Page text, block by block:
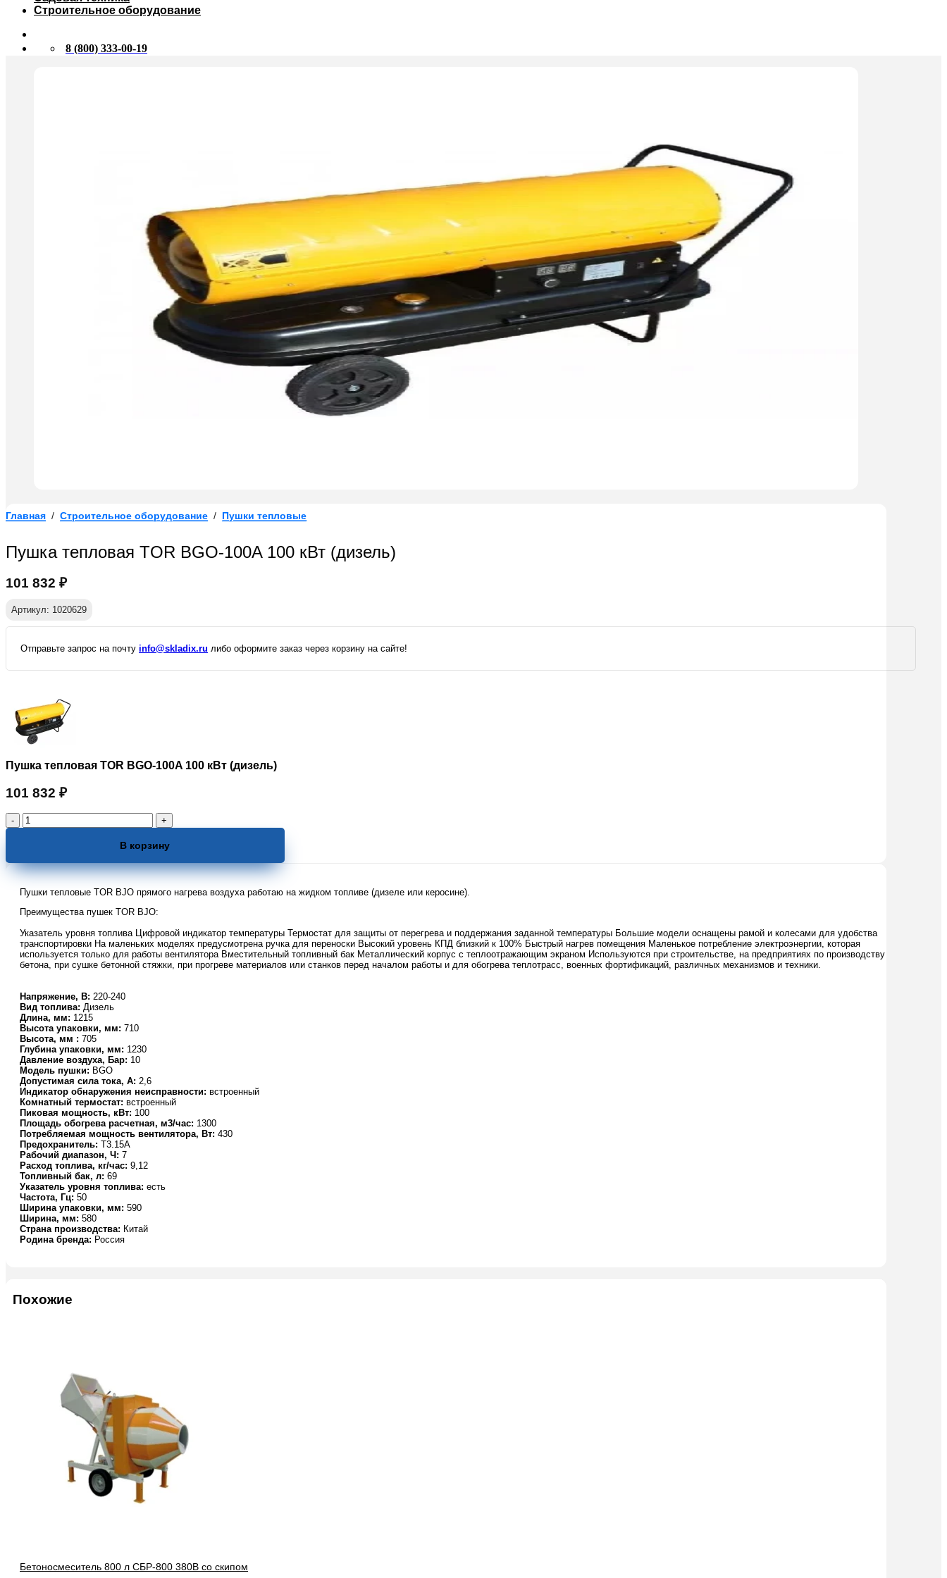
Строительное оборудование
8 (800) 333-00-19
Главная / Строительное оборудование / Пушки тепловые
Пушка тепловая TOR BGO-100A 100 кВт (дизель)
101 832 ₽
Артикул: 1020629
Отправьте запрос на почту info@skladix.ru либо оформите заказ через корзину на сайте!
Пушка тепловая TOR BGO-100A 100 кВт (дизель)
101 832 ₽
Количество
товара
TOR
BGO-
100A
100
кВт
(дизель)
В корзину
Пушки тепловые TOR BJO прямого нагрева воздуха работаю на жидком топливе (дизеле или керосине).
Преимущества пушек TOR BJО:
Указатель уровня топлива Цифровой индикатор температуры Термостат для защиты от перегрева и поддержания заданной температуры Большие модели оснащены рамой и колесами для удобства
транспортировки На маленьких моделях предусмотрена ручка для переноски Высокий уровень КПД близкий к 100% Быстрый нагрев помещения Маленькое потребление электроэнергии, которая
используется только для работы вентилятора Вместительный топливный бак Металлический корпус с теплоотражающим экраном Используются при строительстве, на предприятиях по производству
бетона, при сушке бетонной стяжки, при прогреве материалов или станков перед началом работы и для обогрева теплотрасс, военных фортификаций, различных механизмов и техники.
Напряжение, В: 220-240
Вид топлива: Дизель
Длина, мм: 1215
Высота упаковки, мм: 710
Высота, мм : 705
Глубина упаковки, мм: 1230
Давление воздуха, Бар: 10
Модель пушки: BGO
Допустимая сила тока, А: 2,6
Индикатор обнаружения неисправности: встроенный
Комнатный термостат: встроенный
Пиковая мощность, кВт: 100
Площадь обогрева расчетная, м3/час: 1300
Потребляемая мощность вентилятора, Вт: 430
Предохранитель: T3.15A
Рабочий диапазон, Ч: 7
Расход топлива, кг/час: 9,12
Топливный бак, л: 69
Указатель уровня топлива: есть
Частота, Гц: 50
Ширина упаковки, мм: 590
Ширина, мм: 580
Страна производства: Китай
Родина бренда: Россия
Похожие
Бетоносмеситель 800 л СБР-800 380В со скипом